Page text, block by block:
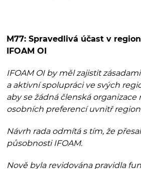
M77: Spravedlivá účast v
IFOAM OI
IFOAM OI by měl zajistit
a aktivní spolupráci ve svých
aby se žádná členská organizace
osobních preferencí uvnitř
Návrh rada odmítá s tím, že
působnosti IFOAM.
Nově byla revidována pravidla